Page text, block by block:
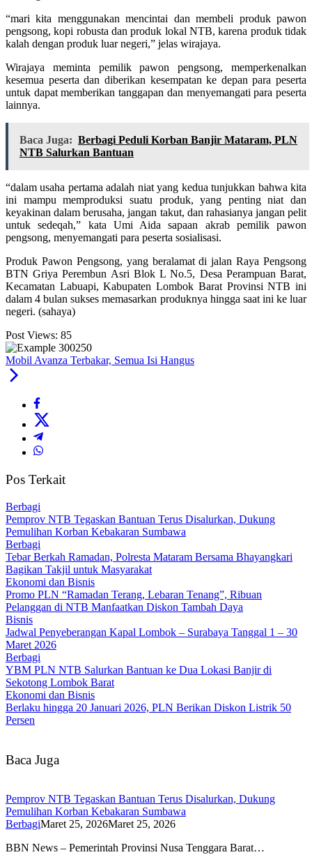
“mari kita menggunakan mencintai dan membeli produk pawon
pengsong, kopi robusta dan produk lokal NTB, karena produk tidak
kalah dengan produk luar negeri,” jelas wirajaya.
Wirajaya meminta pemilik pawon pengsong, memperkenalkan
kesemua peserta dan diberikan kesempatan ke depan para peserta
untuk dapat memberikan tanggapan dan menyemangati para peserta
lainnya.
Baca Juga: Berbagi Peduli Korban Banjir Mataram, PLN
NTB Salurkan Bantuan
“dalam usaha pertama adalah niat yang kedua tunjukkan bahwa kita
ini mampu memproduksi suatu produk, yang penting niat dan
keyakinan dalam berusaha, jangan takut, dan rahasianya jangan pelit
untuk sedeqah,” kata Umi Aida sapaan akrab pemilik pawon
pengsong, menyemangati para peserta sosialisasi.
Produk Pawon Pengsong, yang beralamat di jalan Raya Pengsong
BTN Griya Perembun Asri Blok L No.5, Desa Perampuan Barat,
Kecamatan Labuapi, Kabupaten Lombok Barat Provinsi NTB ini
dalam 4 bulan sukses memasarkan produknya hingga saat ini ke luar
negeri. (sahaya)
Post Views: 85
Mobil Avanza Terbakar, Semua Isi Hangus
Pos Terkait
Berbagi
Pemprov NTB Tegaskan Bantuan Terus Disalurkan, Dukung
Pemulihan Korban Kebakaran Sumbawa
Berbagi
Tebar Berkah Ramadan, Polresta Mataram Bersama Bhayangkari
Bagikan Takjil untuk Masyarakat
Ekonomi dan Bisnis
Promo PLN “Ramadan Terang, Lebaran Tenang”, Ribuan
Pelanggan di NTB Manfaatkan Diskon Tambah Daya
Bisnis
Jadwal Penyeberangan Kapal Lombok – Surabaya Tanggal 1 – 30
Maret 2026
Berbagi
YBM PLN NTB Salurkan Bantuan ke Dua Lokasi Banjir di
Sekotong Lombok Barat
Ekonomi dan Bisnis
Berlaku hingga 20 Januari 2026, PLN Berikan Diskon Listrik 50
Persen
Baca Juga
Pemprov NTB Tegaskan Bantuan Terus Disalurkan, Dukung
Pemulihan Korban Kebakaran Sumbawa
BerbagiMaret 25, 2026Maret 25, 2026
BBN News – Pemerintah Provinsi Nusa Tenggara Barat…